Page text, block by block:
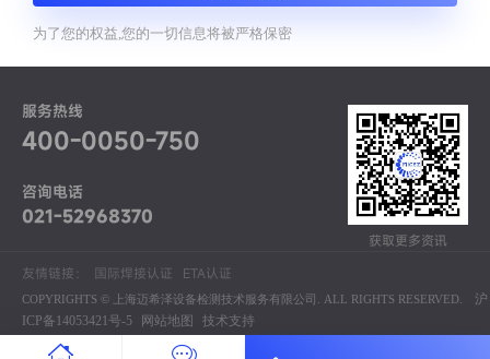
为了您的权益,您的一切信息将被严格保密
服务热线
400-0050-750
咨询电话
021-52968370
获取更多资讯
友情链接：
国际焊接认证 ETA认证
COPYRIGHTS © 上海迈希泽设备检测技术服务有限公司. ALL RIGHTS RESERVED. 沪
ICP备14053421号-5
网站地图 技术支持